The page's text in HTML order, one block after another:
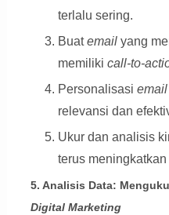
terlalu sering.
Buatemailyang
memiliki call-to-
Personalisasi email
relevansi dan
Ukur dan analisis
terus
5. Analisis Data:
Digital Marketing